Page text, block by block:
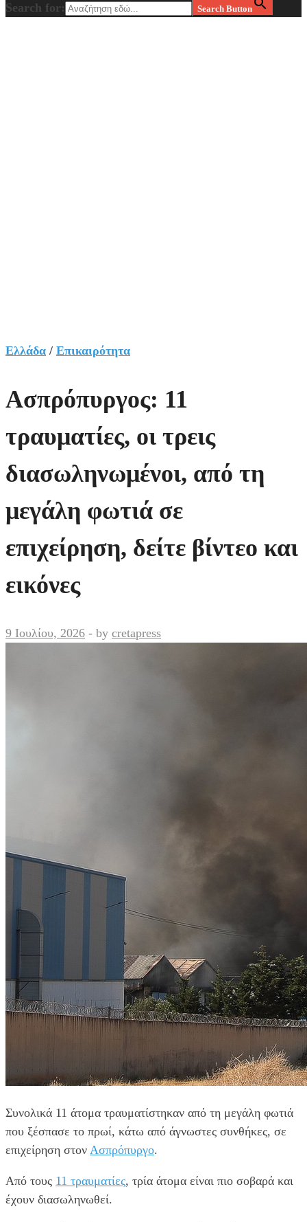
Search for: Search Button
Ελλάδα / Επικαιρότητα
Ασπρόπυργος: 11
τραυματίες, οι τρεις
διασωληνωμένοι, από τη
μεγάλη φωτιά σε
επιχείρηση, δείτε βίντεο και
εικόνες
9 Ιουλίου, 2026 - by cretapress
Συνολικά 11 άτομα τραυματίστηκαν από τη μεγάλη φωτιά
που ξέσπασε το πρωί, κάτω από άγνωστες συνθήκες, σε
επιχείρηση στον Ασπρόπυργο.
Από τους 11 τραυματίες, τρία άτομα είναι πιο σοβαρά και
έχουν διασωληνωθεί.